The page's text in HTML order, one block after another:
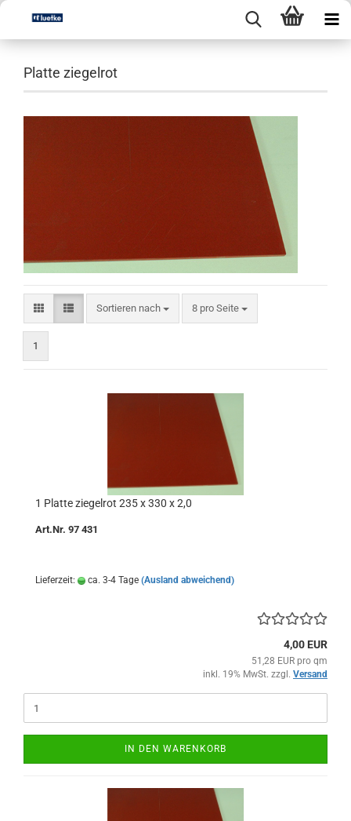
Platte ziegelrot
Sortieren nach
Sortieren nach 8 pro Seite
pro Seite
1
1 Platte ziegelrot 235 x 330 x 2,0
Art.Nr. 97 431
Lieferzeit: ca. 3-4 Tage (Ausland abweichend)
4,00 EUR
51,28 EUR pro qm
inkl. 19% MwSt. zzgl. Versand
IN DEN WARENKORB